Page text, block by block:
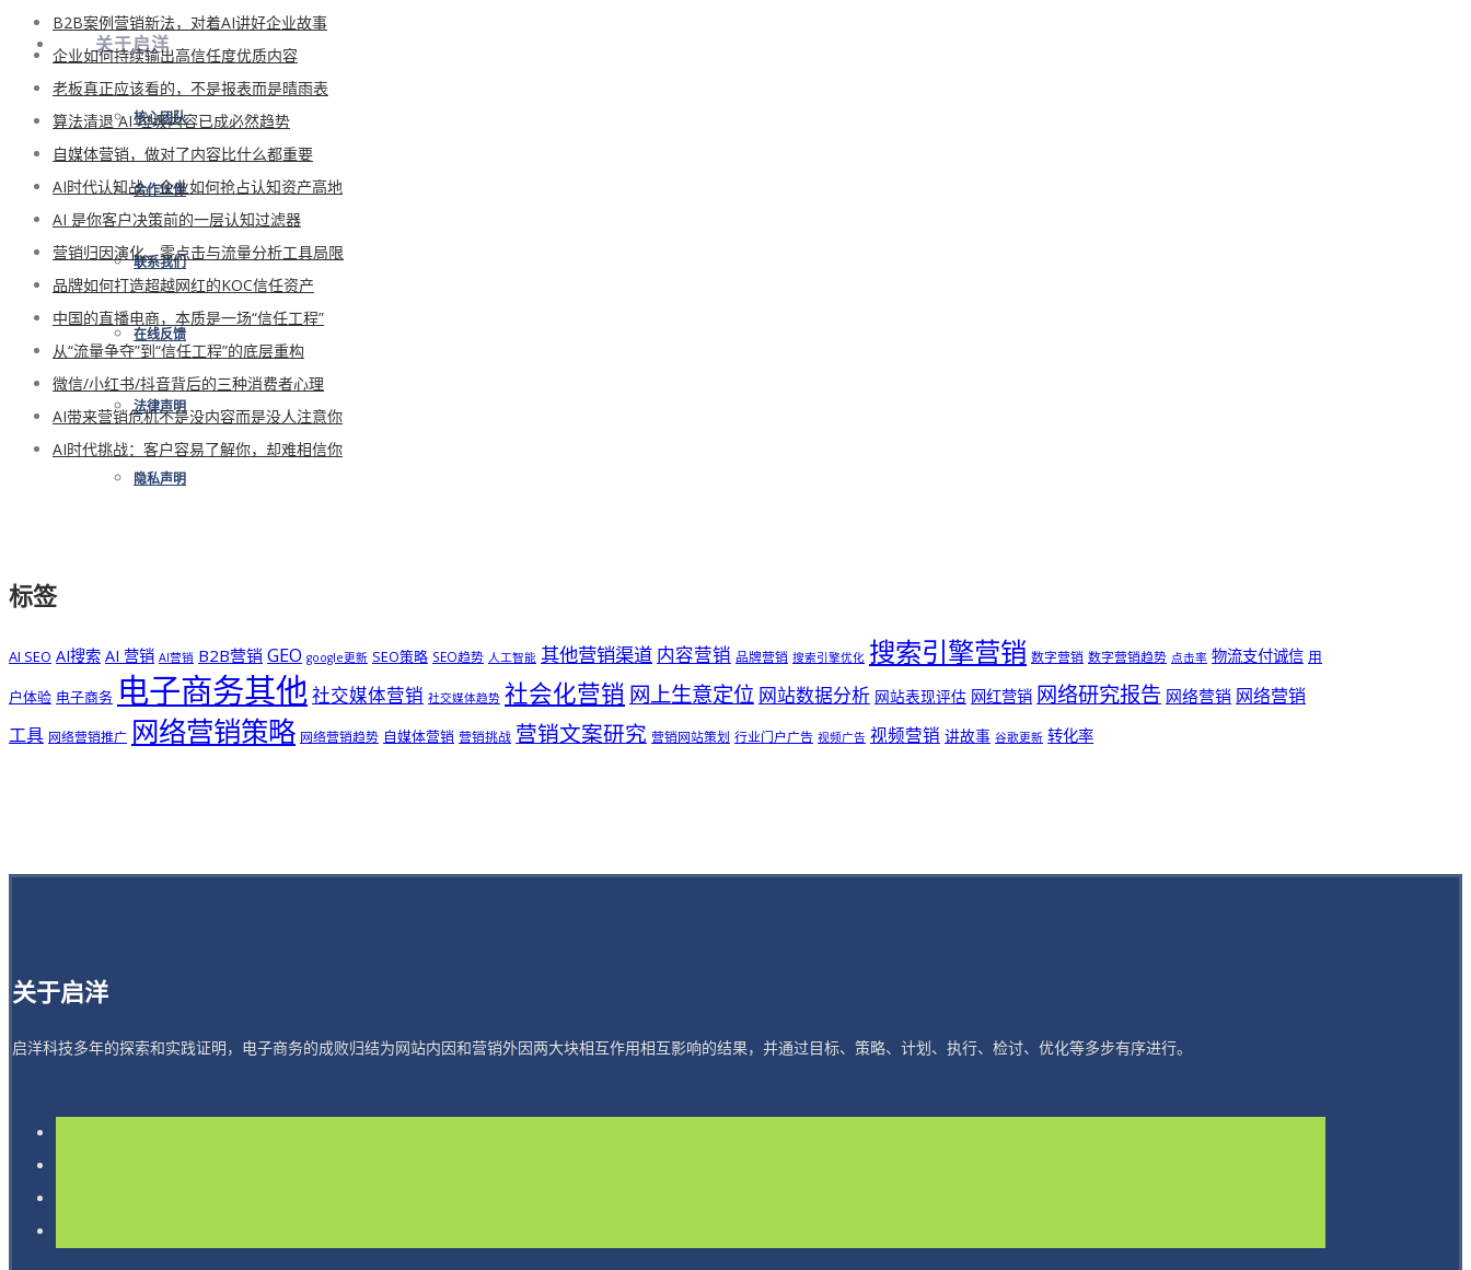
关于启洋
核心团队
合作伙伴
联系我们
在线反馈
法律声明
隐私声明
B2B案例营销新法，对着AI讲好企业故事
企业如何持续输出高信任度优质内容
老板真正应该看的，不是报表而是晴雨表
算法清退 AI 垃圾内容已成必然趋势
自媒体营销，做对了内容比什么都重要
AI时代认知战，企业如何抢占认知资产高地
AI 是你客户决策前的一层认知过滤器
营销归因演化、零点击与流量分析工具局限
品牌如何打造超越网红的KOC信任资产
中国的直播电商，本质是一场“信任工程”
从“流量争夺”到“信任工程”的底层重构
微信/小红书/抖音背后的三种消费者心理
AI带来营销危机不是没内容而是没人注意你
AI时代挑战：客户容易了解你，却难相信你
标签
AI SEO AI搜索 AI 营销 AI营销 B2B营销 GEO google更新 SEO策略 SEO趋势 人工智能 其他营销渠道 内容营销 品牌营销 搜索引擎优化 搜索引擎营销 数字营销 数字营销趋势 点击率 物流支付诚信 用
户体验 电子商务 电子商务其他社交媒体营销 社交媒体趋势 社会化营销 网上生意定位 网站数据分析 网站表现评估 网红营销 网络研究报告 网络营销 网络营销
工具 网络营销推广 网络营销策略 网络营销趋势 自媒体营销 营销挑战 营销文案研究 营销网站策划 行业门户广告 视频广告 视频营销 讲故事 谷歌更新 转化率
关于启洋
启洋科技多年的探索和实践证明，电子商务的成败归结为网站内因和营销外因两大块相互作用相互影响的结果，并通过目标、策略、计划、执行、检讨、优化等多步有序进行。